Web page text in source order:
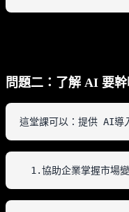
問題二：了解 AI 要幹
這堂課可以：提供 AI導
1.協助企業掌握市場